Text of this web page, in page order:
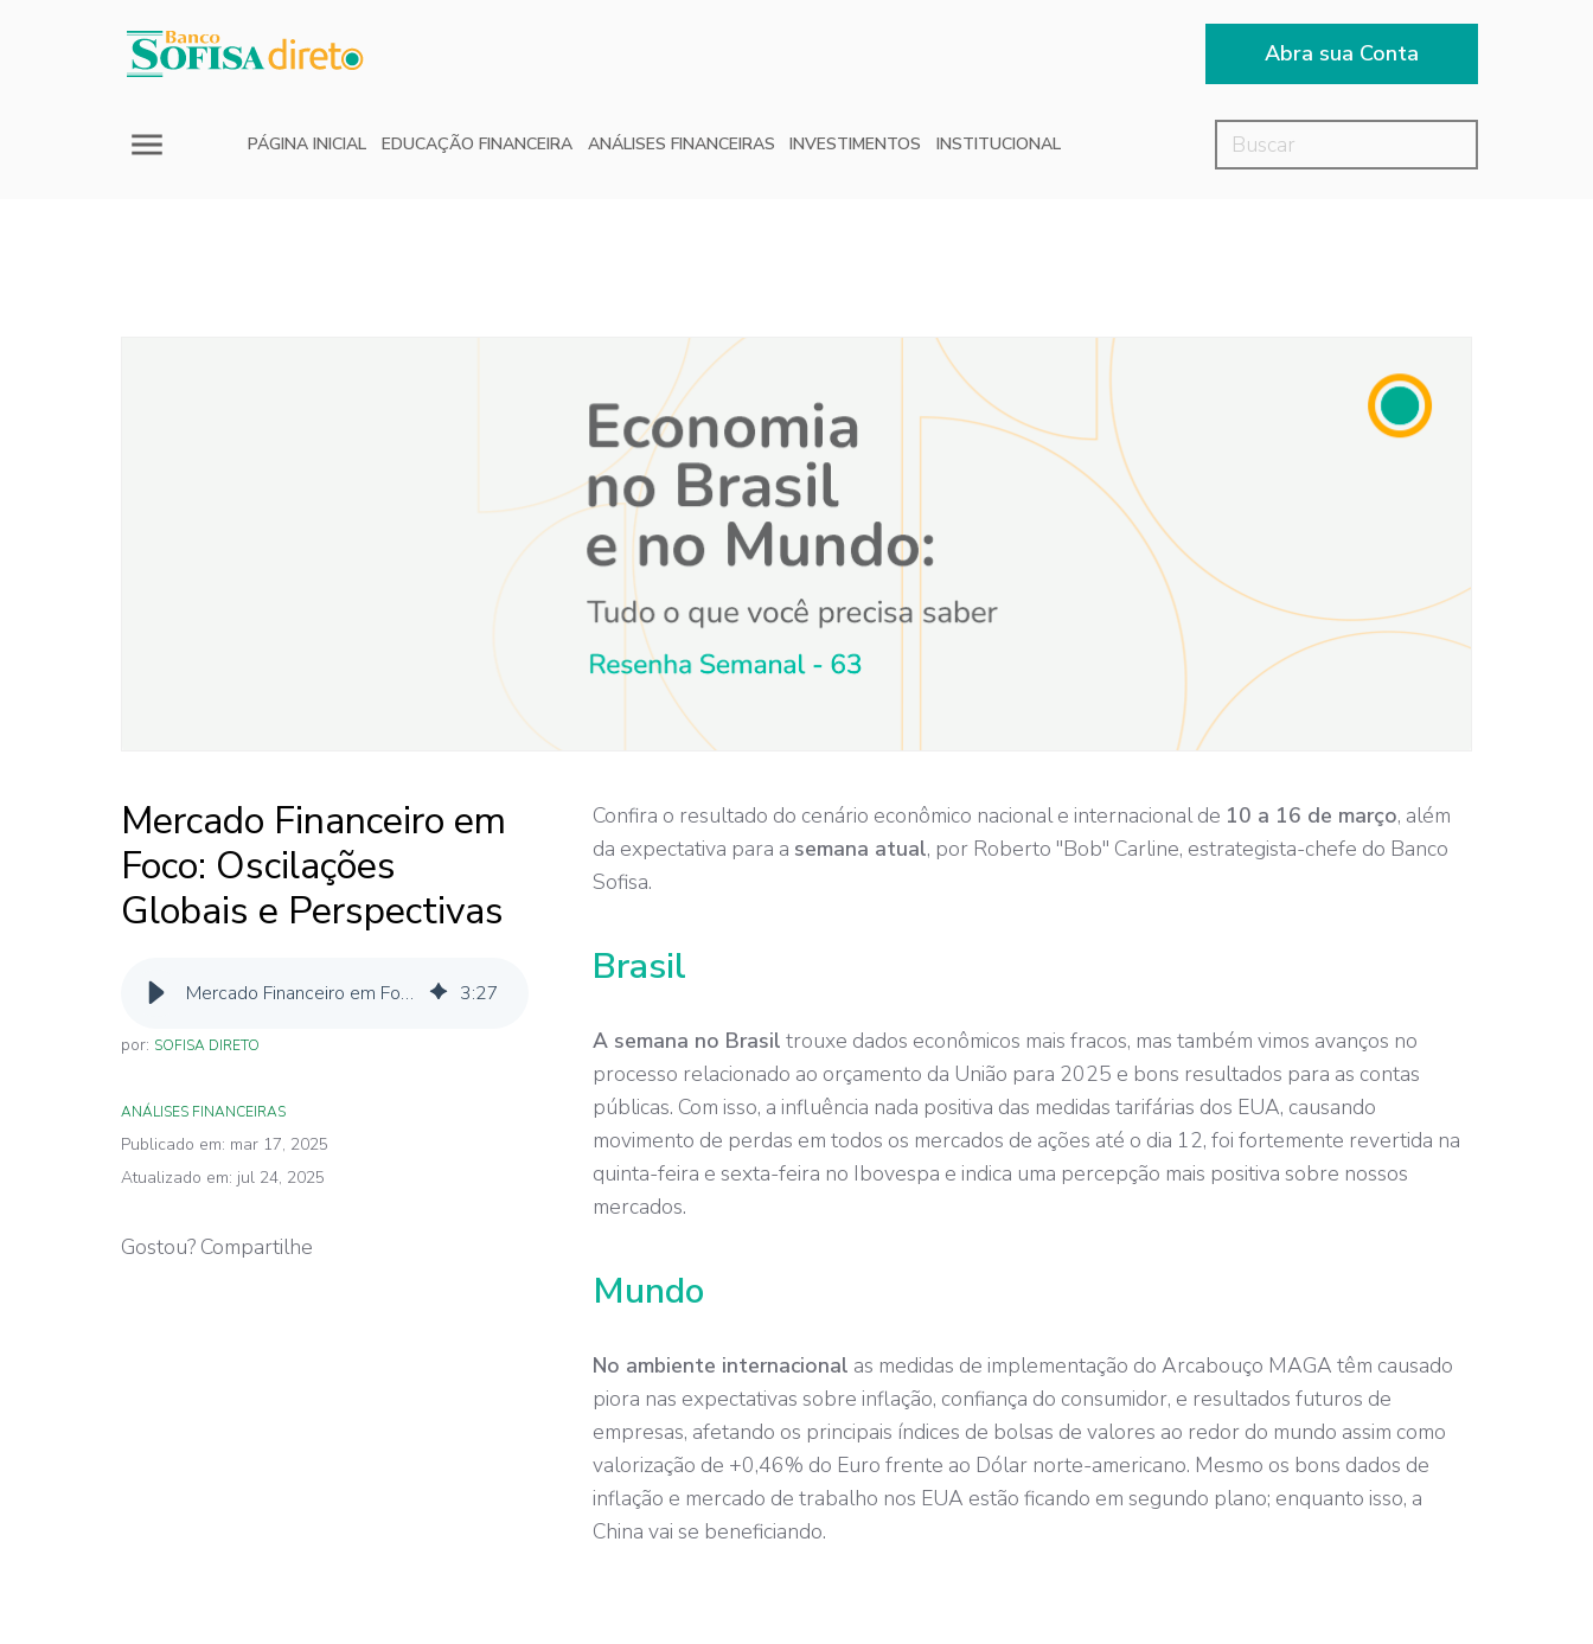
Abra sua Conta
PÁGINA INICIAL EDUCAÇÃO FINANCEIRA ANÁLISES FINANCEIRAS INVESTIMENTOS INSTITUCIONAL
Mercado Financeiro em
Foco: Oscilações
Globais e Perspectivas
Mercado Financeiro em Foco: Oscilações Globais e Perspectivas Locais 3:27
por: SOFISA DIRETO
ANÁLISES FINANCEIRAS
Publicado em: mar 17, 2025
Atualizado em: jul 24, 2025
Gostou? Compartilhe
Confira o resultado do cenário econômico nacional e internacional de 10 a 16 de março, além
da expectativa para a semana atual, por Roberto "Bob" Carline, estrategista-chefe do Banco
Sofisa.
Brasil
A semana no Brasil trouxe dados econômicos mais fracos, mas também vimos avanços no
processo relacionado ao orçamento da União para 2025 e bons resultados para as contas
públicas. Com isso, a influência nada positiva das medidas tarifárias dos EUA, causando
movimento de perdas em todos os mercados de ações até o dia 12, foi fortemente revertida na
quinta-feira e sexta-feira no Ibovespa e indica uma percepção mais positiva sobre nossos
mercados.
Mundo
No ambiente internacional as medidas de implementação do Arcabouço MAGA têm causado
piora nas expectativas sobre inflação, confiança do consumidor, e resultados futuros de
empresas, afetando os principais índices de bolsas de valores ao redor do mundo assim como
valorização de +0,46% do Euro frente ao Dólar norte-americano. Mesmo os bons dados de
inflação e mercado de trabalho nos EUA estão ficando em segundo plano; enquanto isso, a
China vai se beneficiando.